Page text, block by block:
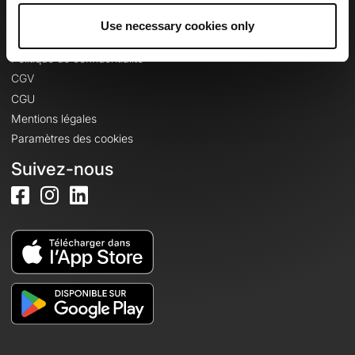
Use necessary cookies only
Informations légales
Politique de confidentialité
CGV
CGU
Mentions légales
Paramètres des cookies
Suivez-nous